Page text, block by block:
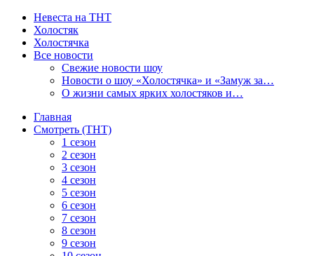
Невеста на ТНТ
Холостяк
Холостячка
Все новости
Свежие новости шоу
Новости о шоу «Холостячка» и «Замуж за…
О жизни самых ярких холостяков и…
Главная
Смотреть (ТНТ)
1 сезон
2 сезон
3 сезон
4 сезон
5 сезон
6 сезон
7 сезон
8 сезон
9 сезон